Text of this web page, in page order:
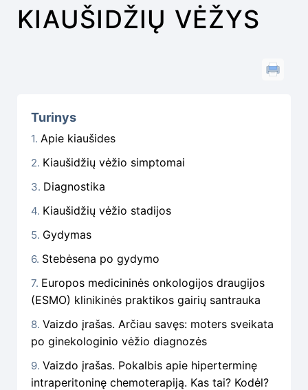
KIAUŠIDŽIŲ VĖŽYS
Turinys
Apie kiaušides
Kiaušidžių vėžio simptomai
Diagnostika
Kiaušidžių vėžio stadijos
Gydymas
Stebėsena po gydymo
Europos medicininės onkologijos draugijos
(ESMO) klinikinės praktikos gairių santrauka
Vaizdo įrašas. Arčiau savęs: moters sveikata
po ginekologinio vėžio diagnozės
Vaizdo įrašas. Pokalbis apie hiperterminę
intraperitoninę chemoterapiją. Kas tai? Kodėl?